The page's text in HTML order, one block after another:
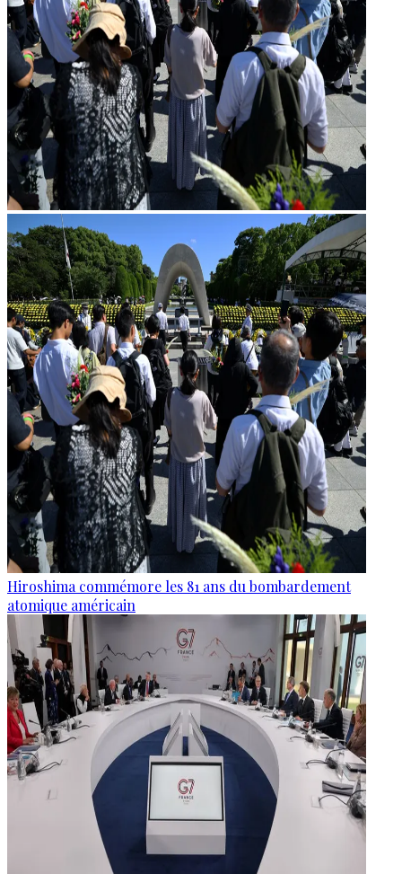
Hiroshima commémore les 81 ans du bombardement
atomique américain